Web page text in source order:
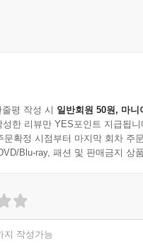
평 작성 시 일반회원 50원, 마니
한 리뷰만 YES포인트 지급됩니
문확정 시점부터 마지막 회차 주
Blu-ray, 패션 및 판매금지 상
지 작성가능